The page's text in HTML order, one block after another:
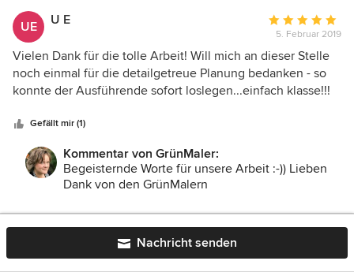
UE U E
Bewertung:
5
von
5
5. Februar 2019
Vielen Dank für die tolle Arbeit! Will mich an dieser Stelle
noch einmal für die detailgetreue Planung bedanken - so
konnte der Ausführende sofort loslegen...einfach klasse!!!
Grünmaler mal ran...
Gefällt mir (1)
Kommentar von GrünMaler:
Begeisternde Worte für unsere Arbeit :-)) Lieben
Dank von den GrünMalern
Deutschland | Entwurfsarbeiten und professionelle
Nachricht senden